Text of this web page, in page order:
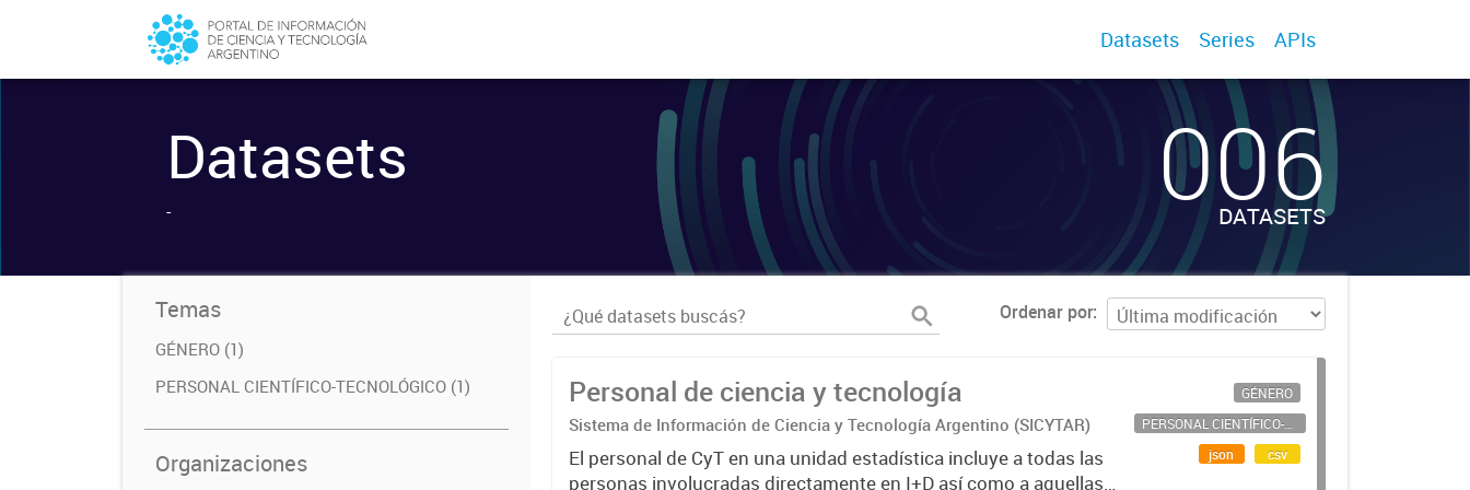
Datasets Series APIs
Datasets
- 006
DATASETS
Temas
GÉNERO (1)
PERSONAL CIENTÍFICO-TECNOLÓGICO (1)
Organizaciones
Ordenar por
Personal de ciencia y tecnología
Sistema de Información de Ciencia y Tecnología Argentino (SICYTAR)
El personal de CyT en una unidad estadística incluye a todas las
personas involucradas directamente en I+D así como a aquellas
GÉNERO
PERSONAL CIENTÍFICO-TECNOLÓGICO
json
csv